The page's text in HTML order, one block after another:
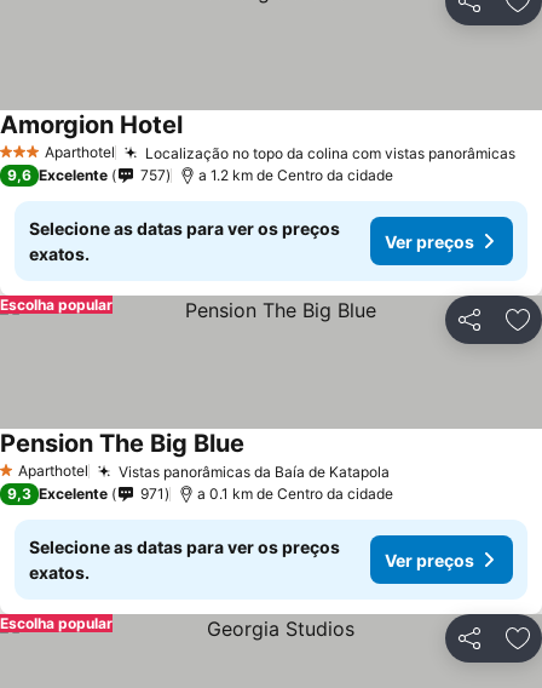
Partilhar
3 EstrelasAparthotel Localização no topo da colina com vistas panorâmicas
Amorgion Hotel
9,6 Excelente 757 a 1.2 km de Centro da cidade
Selecione as datas para ver os preços
exatos.
Ver preços
Partilhar
Escolha popular
1 Estrelas
Aparthotel Vistas panorâmicas da Baía de Katapola
Pension The Big Blue
9,3 Excelente 971 a 0.1 km de Centro da cidade
Selecione as datas para ver os preços
exatos.
Ver preços
Partilhar
Escolha popular